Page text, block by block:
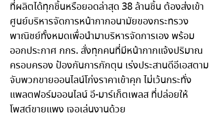
ที่ผลิตได้ทุกชิ้นหรือยอดล่าสุด 38 ล้านชิ้น ต้องส่งเข้า
ศูนย์บริหารจัดการหน้ากากอนามัยของกระทรวง
พาณิชย์ทั้งหมดเพื่อนำมาบริหารจัดการเอง พร้อม
ออกประกาศ กกร. สั่งทุกคนที่มีหน้ากากแจ้งปริมาณ
ครอบครอง ป้องกันการกักตุน เร่งประสานดีอีเอสตาม
จับพวกขายออนไลน์โก่งราคาเข้าคุก ไม่เว้นกระทั่ง
แพลตฟอร์มออนไลน์ อี-มาร์เก็ตเพลส ที่ปล่อยให้
โพสต์ขายแพง เจอเล่นงานด้วย